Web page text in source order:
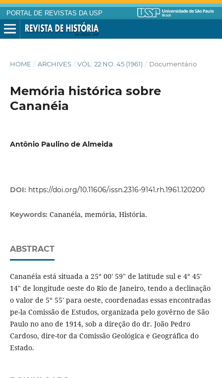
PORTAL DE REVISTAS DA USP
HOME / ARCHIVES / VOL. 22 NO. 45 (1961) / Documentário
Memória histórica sobre
Cananéia
Antônio Paulino de Almeida
DOI: https://doi.org/10.11606/issn.2316-9141.rh.1961.120200
Keywords: Cananéia, memória, História.
ABSTRACT
Cananéia está situada a 25° 00' 59" de latitude sul e 4° 45'
14" de longitude oeste do Rio de Janeiro, tendo a declinação
o valor de 5° 55' para oeste, coordenadas essas encontradas
pe-la Comissão de Estudos, organizada pelo govêrno de São
Paulo no ano de 1914, sob a direção do dr. João Pedro
Cardoso, dire-tor da Comissão Geológica e Geográfica do
Estado.